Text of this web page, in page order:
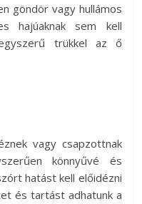
göndör vagy hullámos
hajúaknak sem kell
trükkel az ő
vagy csapzottnak
könnyűvé és
hatást kell előidézni
és tartást adhatunk a